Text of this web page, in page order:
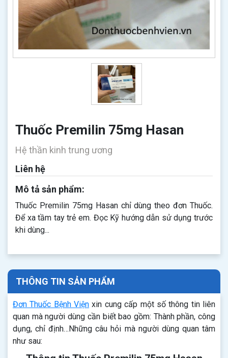
Thuốc Premilin 75mg Hasan
Hệ thần kinh trung ương
Liên hệ
Mô tả sản phẩm:
Thuốc Premilin 75mg Hasan​​​​​​​ chỉ dùng theo đơn Thuốc.
Để xa tầm tay trẻ em. Đọc Kỹ hướng dẫn sử dụng trước
khi dùng...
THÔNG TIN SẢN PHẨM
Đơn Thuốc Bệnh Viện xin cung cấp một số thông tin liên
quan mà người dùng cần biết bao gồm: Thành phần, công
dụng, chỉ định…Những câu hỏi mà người dùng quan tâm
như sau: